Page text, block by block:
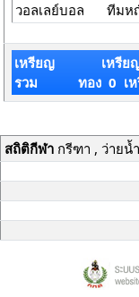
วอลเลย์บอล ทีมห
เหรียญ
รวม
เหรีย
ทอง 0 เ
สถิติกีฬากรีฑา , ว่ายน้